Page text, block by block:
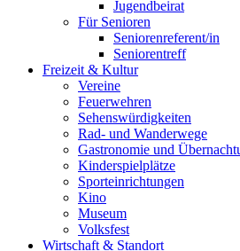
Jugendbeirat
Für Senioren
Seniorenreferent/in
Seniorentreff
Freizeit & Kultur
Vereine
Feuerwehren
Sehenswürdigkeiten
Rad- und Wanderwege
Gastronomie und
Kinderspielplätze
Sporteinrichtungen
Kino
Museum
Volksfest
Wirtschaft & Standort